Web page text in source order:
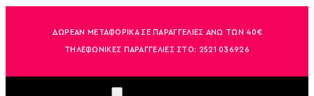
ΔΩΡΕΑΝ ΜΕΤΑΦΟΡΙΚΑ ΣΕ ΠΑΡΑΓΓΕΛΙΕΣ ΑΝΩ ΤΩΝ 40€
ΤΗΛΕΦΩΝΙΚΕΣ ΠΑΡΑΓΓΕΛΙΕΣ ΣΤΟ: 2521 036926